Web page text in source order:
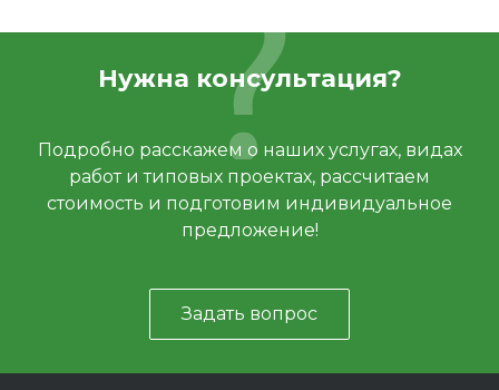
Нужна консультация?
Подробно расскажем о наших услугах, видах
работ и типовых проектах, рассчитаем
стоимость и подготовим индивидуальное
предложение!
Задать вопрос